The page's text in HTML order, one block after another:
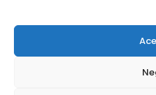
FALE
Solicite Apoio